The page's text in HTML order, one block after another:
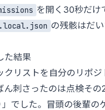
を開く30秒だけ
の残骸はだ
た結果
クリストを自分のリポ
ん刺さったのは点検その
」でした。冒頭の後輩の